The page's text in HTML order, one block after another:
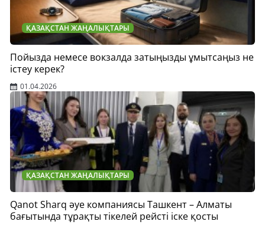
ҚАЗАҚСТАН ЖАҢАЛЫҚТАРЫ
Пойызда немесе вокзалда затыңызды ұмытсаңыз не
істеу керек?
01.04.2026
ҚАЗАҚСТАН ЖАҢАЛЫҚТАРЫ
Qanot Sharq әуе компаниясы Ташкент – Алматы
бағытында тұрақты тікелей рейсті іске қосты